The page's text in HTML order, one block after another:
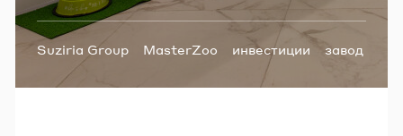
Теги:
Suziria Group MasterZoo инвестиции
завод